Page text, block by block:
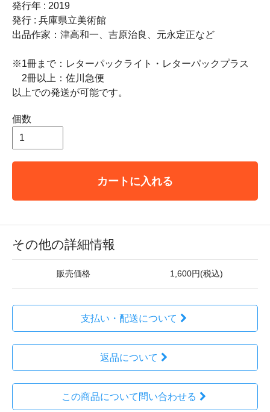
発行年 : 2019
発行 : 兵庫県立美術館
出品作家：津高和一、吉原治良、元永定正など
※1冊まで：レターパックライト・レターパックプラス
2冊以上：佐川急便
以上での発送が可能です。
個数
カートに入れる
その他の詳細情報
販売価格 1,600円(税込)
支払い・配送について
返品について
この商品について問い合わせる